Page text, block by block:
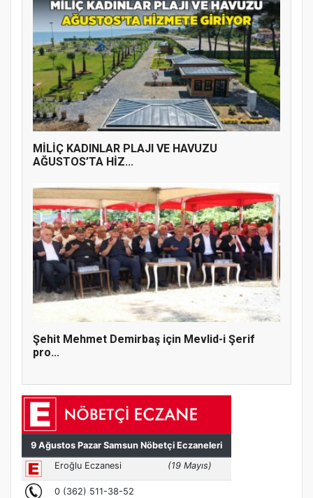
MİLİÇ KADINLAR PLAJI VE HAVUZU
AĞUSTOS’TA HİZ...
Şehit Mehmet Demirbaş için Mevlid-i Şerif
pro...